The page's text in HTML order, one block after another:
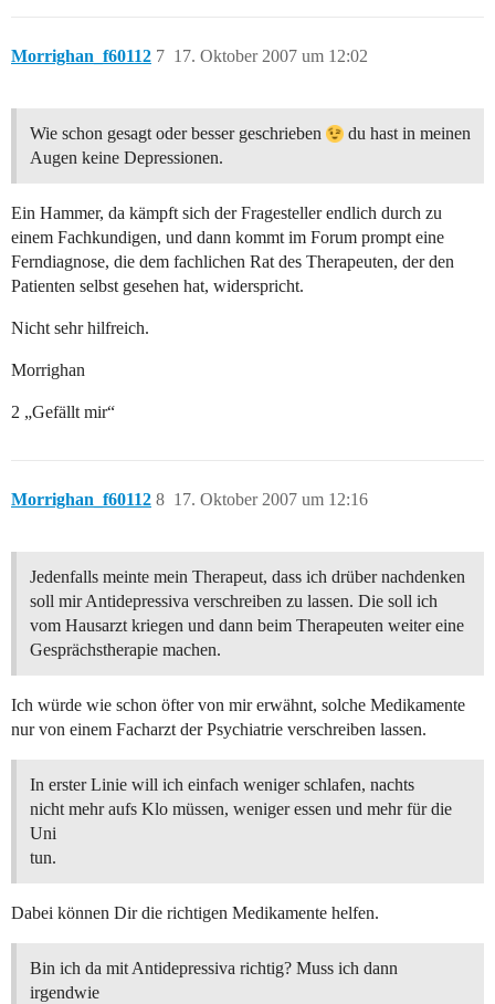
Morrighan_f60112 17. Oktober 2007 um 12:02
7
Wie schon gesagt oder besser geschrieben
du hast in meinen
Augen keine Depressionen.
Ein Hammer, da kämpft sich der Fragesteller endlich durch zu
einem Fachkundigen, und dann kommt im Forum prompt eine
Ferndiagnose, die dem fachlichen Rat des Therapeuten, der den
Patienten selbst gesehen hat, widerspricht.
Nicht sehr hilfreich.
Morrighan
2 „Gefällt mir“
Morrighan_f60112 17. Oktober 2007 um 12:16
8
Jedenfalls meinte mein Therapeut, dass ich drüber nachdenken
soll mir Antidepressiva verschreiben zu lassen. Die soll ich
vom Hausarzt kriegen und dann beim Therapeuten weiter eine
Gesprächstherapie machen.
Ich würde wie schon öfter von mir erwähnt, solche Medikamente
nur von einem Facharzt der Psychiatrie verschreiben lassen.
In erster Linie will ich einfach weniger schlafen, nachts
nicht mehr aufs Klo müssen, weniger essen und mehr für die
Uni
tun.
Dabei können Dir die richtigen Medikamente helfen.
Bin ich da mit Antidepressiva richtig? Muss ich dann
irgendwie